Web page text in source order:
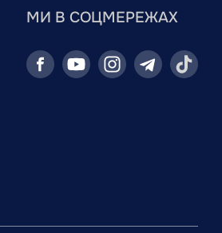
МИ В СОЦМЕРЕЖАХ